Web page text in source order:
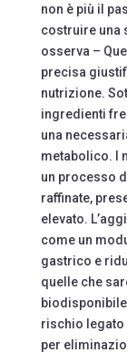
non è più il
costruire una
osserva –
precisa
nutrizione.
ingredienti
una
metabolico. I
un processo
raffinate,
elevato.
come un
gastrico e
quelle che
rischio legato
per